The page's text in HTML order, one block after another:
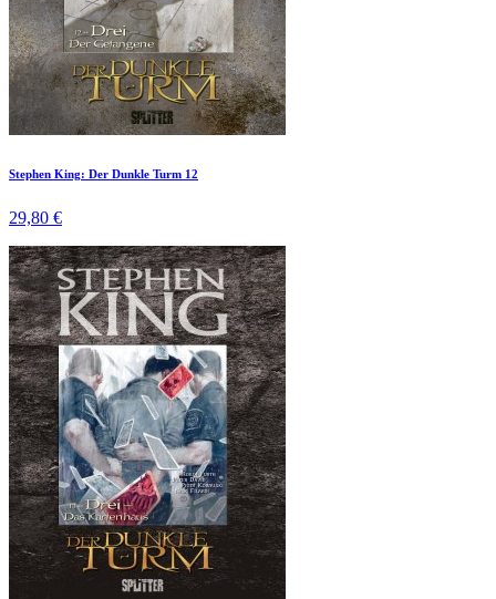
Stephen King: Der Dunkle Turm 12
29,80 €